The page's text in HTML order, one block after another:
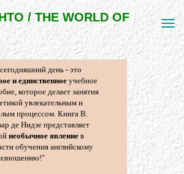
/ THE WORLD OF
день - это
и единственное учебное
которое делает занятия
увлекательным и
процессом. Книга В.
де Нидзе представляет
необычное явление в
обучения английскому